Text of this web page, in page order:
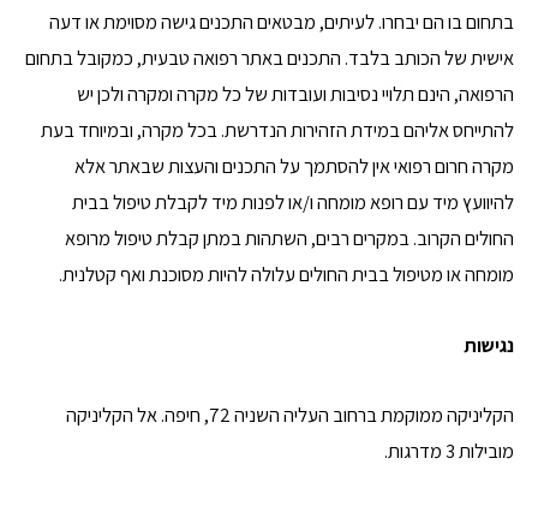
בתחום בו הם יבחרו. לעיתים, מבטאים התכנים גישה מסוימת או דעה
אישית של הכותב בלבד. התכנים באתר רפואה טבעית, כמקובל בתחום
הרפואה, הינם תלויי נסיבות ועובדות של כל מקרה ומקרה ולכן יש
להתייחס אליהם במידת הזהירות הנדרשת. בכל מקרה, ובמיוחד בעת
מקרה חרום רפואי אין להסתמך על התכנים והעצות שבאתר אלא
להיוועץ מיד עם רופא מומחה ו/או לפנות מיד לקבלת טיפול בבית
החולים הקרוב. במקרים רבים, השתהות במתן קבלת טיפול מרופא
מומחה או מטיפול בבית החולים עלולה להיות מסוכנת ואף קטלנית.
נגישות
הקליניקה ממוקמת ברחוב העליה השניה 72, חיפה. אל הקליניקה
מובילות 3 מדרגות.